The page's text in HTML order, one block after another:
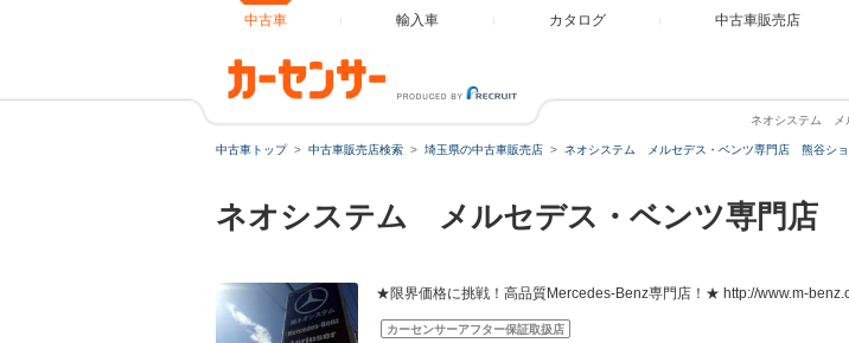
中古車 輸入車 カタログ 中古車販売店
ネオシステム メ
中古車トップ 中古車販売店検索 埼玉県の中古車販売店 ネオシステム メルセデス・ベンツ専門店 熊谷ショ
ネオシステム メルセデス・ベンツ専門店
★限界価格に挑戦！高品質Mercedes-Benz専門店！★ http://www.m-
カーセンサーアフター保証取扱店